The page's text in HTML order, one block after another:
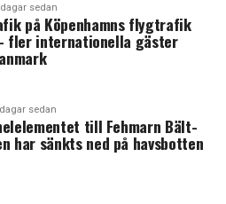
i Danmark har aldrig
procent i augusti – i
sedan
på Köpenhamns flygtrafik
fler internationella gäster
sedan
till Fehmarn Bält-
har sänkts ned på havsbotten